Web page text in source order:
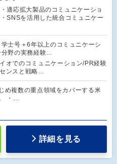
適応拡大製品のコミュニケーショ
SNSを活用した統合コミュニケー
士号＋6年以上のコミュニケーシ
野の実務経験…
オでのコミュニケーション/PR経験
ンスと戦略…
め複数の重点領域をカバーする米
・…
詳細を見る